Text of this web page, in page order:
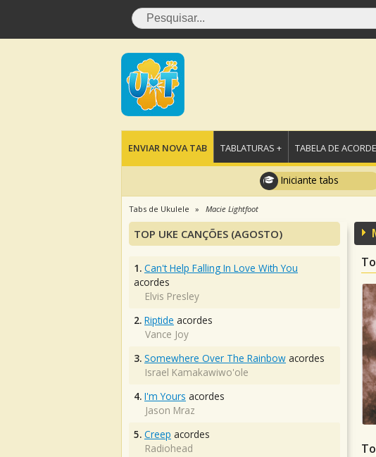
ENVIAR NOVA TAB TABLATURAS + TABELA DE
Iniciante tabs
Tabs de Ukulele Macie Lightfoot
TOP UKE CANÇÕES (AGOSTO)
1. Can't Help Falling In Love With You
acordes
Elvis Presley
2. Riptide acordes
Vance Joy
3. Somewhere Over The Rainbow acordes
Israel Kamakawiwo'ole
4. I'm Yours acordes
Jason Mraz
5. Creep acordes
Radiohead